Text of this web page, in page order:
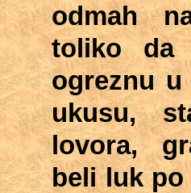
odmah
toliko da
ogreznu
ukusu,
lovora,
beli luk